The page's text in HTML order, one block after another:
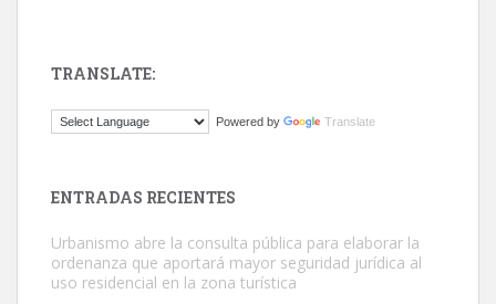
El ayuntamiento se va a llevar a Los Gatos callejeros de la zona los
TRANSLATE:
Powered by Translate
ENTRADAS RECIENTES
Urbanismo abre la consulta pública para elaborar la
ordenanza que aportará mayor seguridad jurídica al
uso residencial en la zona turística